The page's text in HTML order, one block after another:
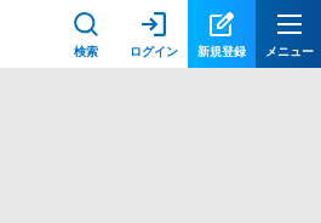
検索 ログイン 新規登録 メニュー